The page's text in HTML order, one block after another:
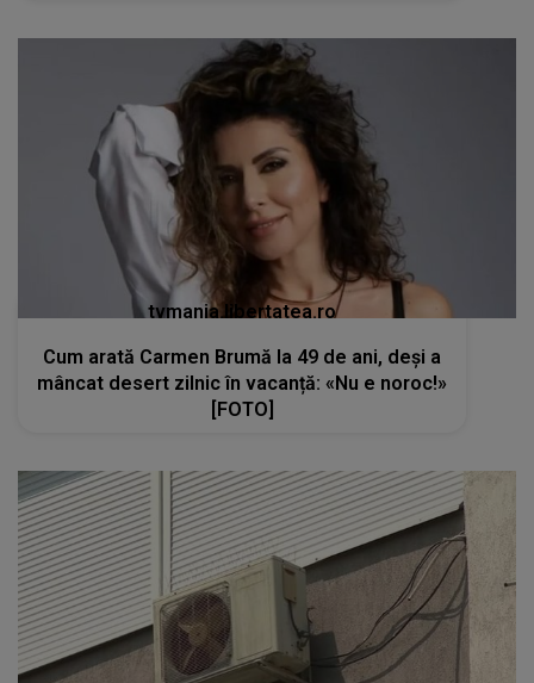
tvmania.libertatea.ro
Cum arată Carmen Brumă la 49 de ani, deși a
mâncat desert zilnic în vacanță: «Nu e noroc!»
[FOTO]